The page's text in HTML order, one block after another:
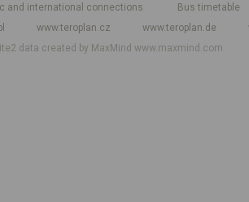
and international connections
Bus timetable
www.teroplan.cz www.teroplan.de
data created by MaxMindwww.maxmind.com